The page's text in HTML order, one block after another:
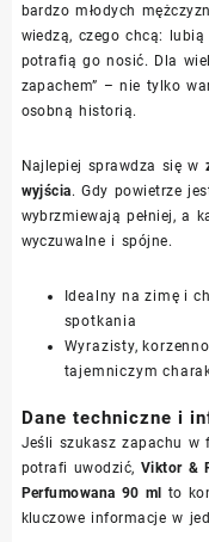
bardzo młodych
wiedzą, czego chcą:
potrafią go nosić. Dla
zapachem” – nie tylko
osobną historią.
Najlepiej sprawdza się w
wyjścia. Gdy powietrze
wybrzmiewają pełniej, a
wyczuwalne i spójne.
Idealny na zimę i
spotkania
Wyrazisty,
tajemniczym
Dane techniczne i
Jeśli szukasz zapachu w
potrafi uwodzić, Viktor &
Perfumowana 90 ml to
kluczowe informacje w